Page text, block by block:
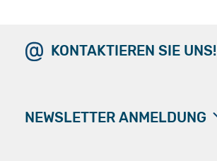
KONTAKTIEREN SIE UNS!
NEWSLETTER ANMELDUNG